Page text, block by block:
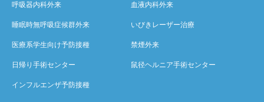
呼吸器内科外来 血液内科外来
睡眠時無呼吸症候群外来 いびきレーザー治療
医療系学生向け予防接種 禁煙外来
日帰り手術センター 鼠径ヘルニア手術センター
インフルエンザ予防接種